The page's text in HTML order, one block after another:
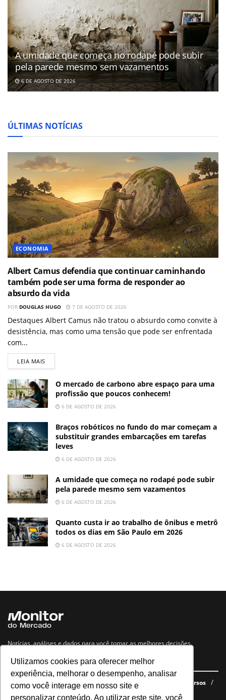
Utilizamos cookies para oferecer melhor
experiência, melhorar o desempenho, analisar
como você interage em nosso site e
personalizar conteúdo. Ao utilizar este site, você
A umidade que começa no rodapé pode subir
pela parede mesmo sem vazamentos
6 DE AGOSTO DE 2026
ÚLTIMAS NOTÍCIAS
ECONOMIA
Albert Camus defendia que continuar caminhando
também pode ser uma forma de responder ao
absurdo da vida
POR DOUGLAS HUGO 7 DE AGOSTO DE 2026
Destaques Albert Camus não tratou o absurdo como convite à
desistência, mas como uma tensão que pode ser enfrentada
com...
LEIA MAIS
O mercado de carbono abre espaço para uma
profissão que poucos conhecem!
6 DE AGOSTO DE 2026
Braços robóticos no fundo do mar começam a
substituir grandes embarcações em tarefas
leves
6 DE AGOSTO DE 2026
A umidade que começa no rodapé pode subir
pela parede mesmo sem vazamentos
6 DE AGOSTO DE 2026
Quanto custa ir ao trabalho de ônibus e metrô
todos os dias em São Paulo em 2026
6 DE AGOSTO DE 2026
Notícias, análises e dados para você tomar as melhores decisões.
Navegue no site
Últimas notícias Quem somos E-books gratuitos
Cursos
Política de privacidade